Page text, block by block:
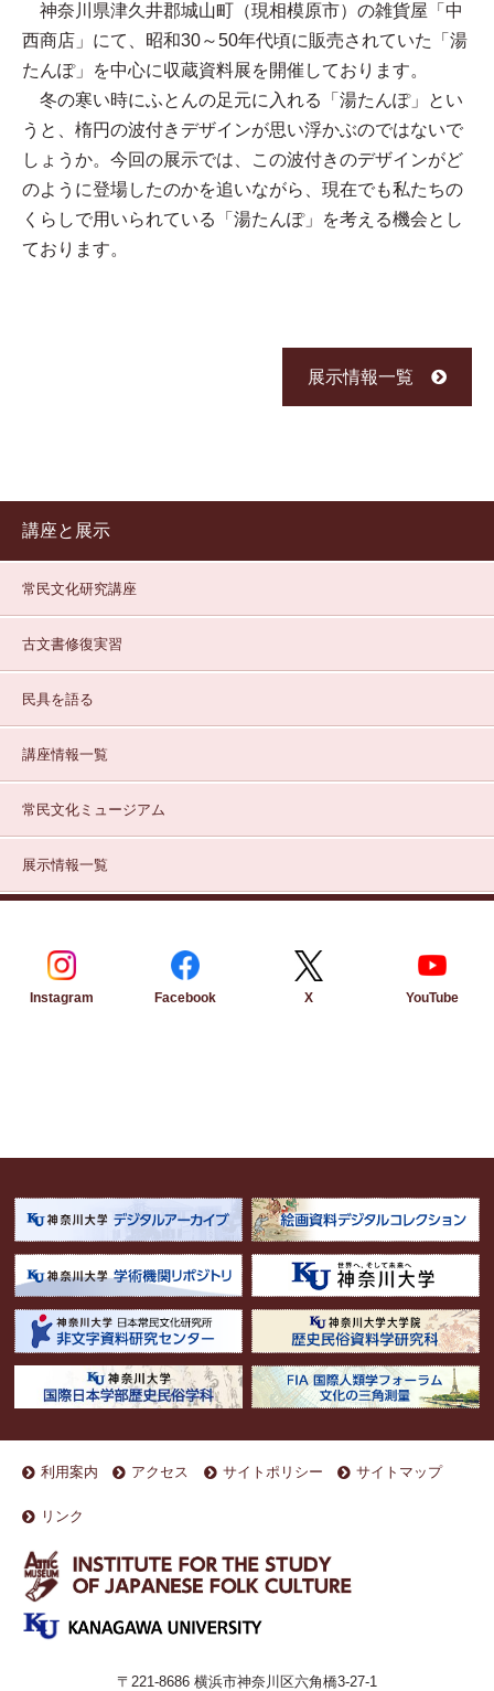
神奈川県津久井郡城山町（現相模原市）の雑貨屋「中
西商店」にて、昭和30～50年代頃に販売されていた「湯
たんぽ」を中心に収蔵資料展を開催しております。
冬の寒い時にふとんの足元に入れる「湯たんぽ」とい
うと、楕円の波付きデザインが思い浮かぶのではないで
しょうか。今回の展示では、この波付きのデザインがど
のように登場したのかを追いながら、現在でも私たちの
くらしで用いられている「湯たんぽ」を考える機会とし
ております。
展示情報一覧
講座と展示
常民文化研究講座
古文書修復実習
民具を語る
講座情報一覧
常民文化ミュージアム
展示情報一覧
Instagram Facebook X YouTube
利用案内 アクセス サイトポリシー サイトマップ
リンク
〒221-8686 横浜市神奈川区六角橋3-27-1